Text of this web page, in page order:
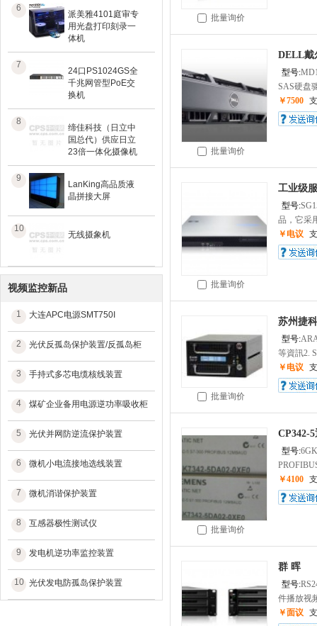
6
派美雅4101庭审专
用光盘打印刻录一
体机
7
24口PS1024GS全
千兆网管型PoE交
换机
8
缔佳科技（日立中
国总代）供应日立
23倍一体化摄像机
9
LanKing高品质液
晶拼接大屏
10
无线摄象机
视频监控新品
1 大连APC电源SMT750I
2 光伏反孤岛保护装置/反孤岛柜
3 手持式多芯电缆核线装置
4 煤矿企业备用电源逆功率吸收柜
5 光伏并网防逆流保护装置
6 微机小电流接地选线装置
7 微机消谐保护装置
8 互感器极性测试仪
9 发电机逆功率监控装置
10 光伏发电防孤岛保护装置
批量询价
批量询价
DELL戴
型号:
SAS硬盘
￥7500
批量询价
工业级
型号:
品，它采
￥电议
批量询价
苏州捷
型号:
等資訊2.
￥电议
批量询价
CP342-
型号:
￥4100
群 晖
型号:
件播放视
￥面议